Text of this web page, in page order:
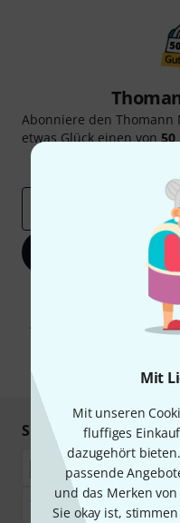
Mit
Mit unseren
fluffiges
dazugehört
passende
und das Merken
Sie okay ist,
Abonniere den
etwas Glück einen von50
Mit Klick auf „Jetzt
Werbung und einer
Abmeldung ist jederzeit
unseren
Sicher einkaufen &